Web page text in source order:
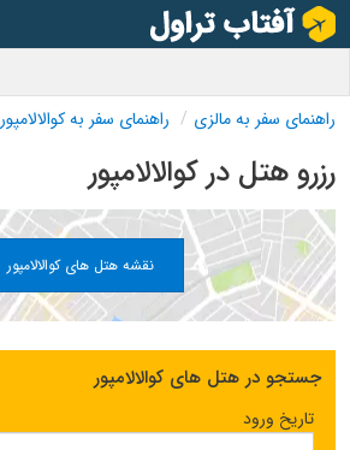
راهنمای سفر به مالزی راهنمای سفر به کوالالامپور
رزرو هتل در کوالالامپور
نقشه هتل های کوالالامپور
جستجو در هتل های کوالالامپور
تاریخ ورود